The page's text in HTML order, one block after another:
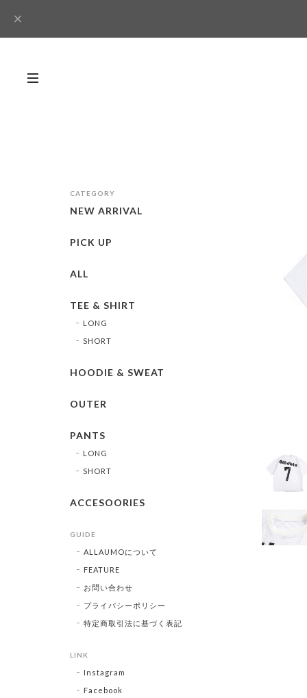
CATEGORY
NEW ARRIVAL
PICK UP
ALL
TEE & SHIRT
LONG
SHORT
HOODIE & SWEAT
OUTER
PANTS
LONG
SHORT
ACCESOORIES
GUIDE
ALLAUMOについて
FEATURE
お問い合わせ
プライバシーポリシー
特定商取引法に基づく表記
LINK
Instagram
Facebook